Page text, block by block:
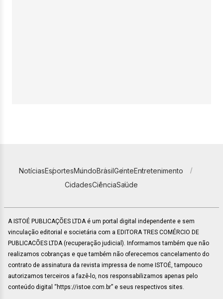
NotíciasEsportesMundoBrasilGenteEntretenimento
CidadesCiênciaSaúde
A ISTOÉ PUBLICAÇÕES LTDA é um portal digital independente e sem
vinculação editorial e societária com a EDITORA TRES COMÉRCIO DE
PUBLICACÕES LTDA (recuperação judicial). Informamos também que não
realizamos cobranças e que também não oferecemos cancelamento do
contrato de assinatura da revista impressa de nome ISTOÉ, tampouco
autorizamos terceiros a fazê-lo, nos responsabilizamos apenas pelo
conteúdo digital “https://istoe.com.br” e seus respectivos sites.